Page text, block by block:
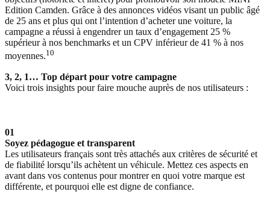
Edition Camden. Grâce à des annonces vidéos visant un public âgé
de 25 ans et plus qui ont l’intention d’acheter une voiture, la
campagne a réussi à engendrer un taux d’engagement 25 %
supérieur à nos benchmarks et un CPV inférieur de 41 % à nos
moyennes.10
3, 2, 1… Top départ pour votre campagne
Voici trois insights pour faire mouche auprès de nos utilisateurs :
01
Soyez pédagogue et transparent
Les utilisateurs français sont très attachés aux critères de sécurité et
de fiabilité lorsqu’ils achètent un véhicule. Mettez ces aspects en
avant dans vos contenus pour montrer en quoi votre marque est
différente, et pourquoi elle est digne de confiance.